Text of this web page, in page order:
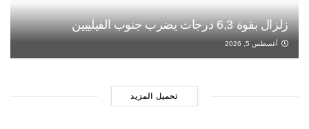
زلزال بقوة 6,3 درجات يضرب جنوب الفيليبين
أغسطس 5, 2026
تحميل المزيد